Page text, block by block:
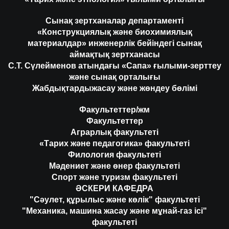
Сынақ зертханалар департаменті
«Конструкциялық және биохимиялық
материалдар» инженерлік бейіндегі сынақ
аймақтық зертханасы
С.Т. Сүлейменов атындағы «Сапа» ғылыми-зерттеу
және сынақ орталығы
Жабдықтардыжасау және жөндеу бөлімі
Факультеттер/жм
Факультеттер
Аграрлық факультеті
«Тарих және педагогика» факультеті
Филология факультеті
Мәдениет және өнер факультеті
Спорт және туризм факультеті
ӘСКЕРИ КАФЕДРА
"Сәулет, құрылыс және көлік" факультеті
"Механика, машина жасау және мұнай-газ ісі"
факультеті